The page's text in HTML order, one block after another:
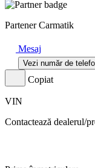
Partener Carmatik
Mesaj
Vezi număr de
Copiat
VIN
Contactează dealerul/